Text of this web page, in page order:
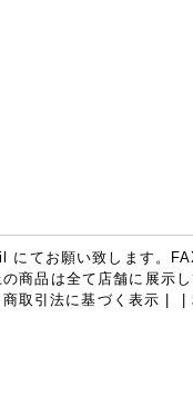
にてお願い致します。
商品は全て店舗に展示
取引法に基づく表示 |